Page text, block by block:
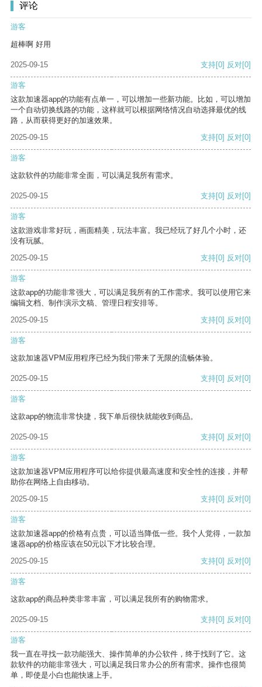
评论
游客
超棒啊 好用
2025-09-15 支持[0] 反对[0]
游客
这款加速器app的功能有点单一，可以增加一些新功能。比如，可以增加
一个自动切换线路的功能，这样就可以根据网络情况自动选择最优的线
路，从而获得更好的加速效果。
2025-09-15
支持[0] 反对[0]
游客
这款软件的功能非常全面，可以满足我所有需求。
2025-09-15 支持[0] 反对[0]
游客
这款游戏非常好玩，画面精美，玩法丰富。我已经玩了好几个小时，还
没有玩腻。
2025-09-15
支持[0] 反对[0]
游客
这款app的功能非常强大，可以满足我所有的工作需求。我可以使用它来
编辑文档、制作演示文稿、管理日程安排等。
2025-09-15
支持[0] 反对[0]
游客
这款加速器VPM应用程序已经为我们带来了无限的流畅体验。
2025-09-15 支持[0] 反对[0]
游客
这款app的物流非常快捷，我下单后很快就能收到商品。
2025-09-15 支持[0] 反对[0]
游客
这款加速器VPM应用程序可以给你提供最高速度和安全性的连接，并帮
助你在网络上自由移动。
2025-09-15
支持[0] 反对[0]
游客
这款加速器app的价格有点贵，可以适当降低一些。我个人觉得，一款加
速器app的价格应该在50元以下才比较合理。
2025-09-15
支持[0] 反对[0]
游客
这款app的商品种类非常丰富，可以满足我所有的购物需求。
2025-09-15 支持[0] 反对[0]
游客
我一直在寻找一款功能强大、操作简单的办公软件，终于找到了它。这
款软件的功能非常强大，可以满足我日常办公的所有需求。操作也很简
单，即使是小白也能快速上手。